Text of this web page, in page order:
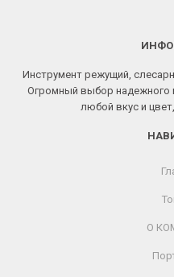
Инструмент режущий,
Огромный выбор надежного
любой вкус и
О